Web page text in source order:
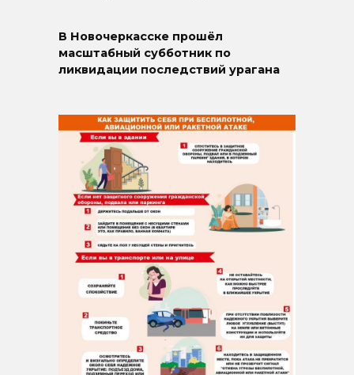
В Новочеркасске прошёл
масштабный субботник по
ликвидации последствий урагана